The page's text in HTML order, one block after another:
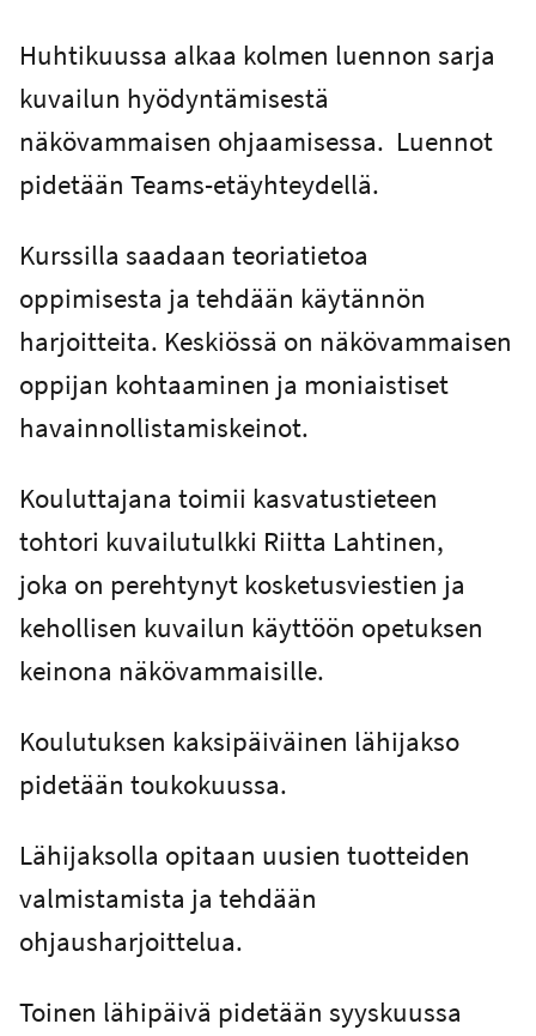
Huhtikuussa alkaa kolmen luennon sarja
kuvailun hyödyntämisestä
näkövammaisen ohjaamisessa. Luennot
pidetään Teams-etäyhteydellä.
Kurssilla saadaan teoriatietoa
oppimisesta ja tehdään käytännön
harjoitteita. Keskiössä on näkövammaisen
oppijan kohtaaminen ja moniaistiset
havainnollistamiskeinot.
Kouluttajana toimii kasvatustieteen
tohtori kuvailutulkki Riitta Lahtinen,
joka on perehtynyt kosketusviestien ja
kehollisen kuvailun käyttöön opetuksen
keinona näkövammaisille.
Koulutuksen kaksipäiväinen lähijakso
pidetään toukokuussa.
Lähijaksolla opitaan uusien tuotteiden
valmistamista ja tehdään
ohjausharjoittelua.
Toinen lähipäivä pidetään syyskuussa